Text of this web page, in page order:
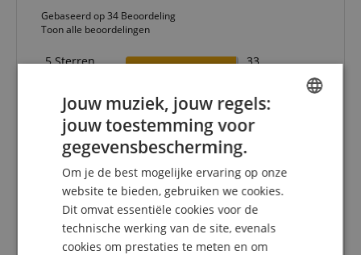
Gebaseerd op 34 Beoordeling
Toon alle beoordelingen
5 Sterren
33
3 Sterren
2 Sterren
0
1 Ster
0
Een herziening van de ratings heeft als volgt
plaatsgevonden: Alleen klanten die in onze online
winkel geregistreerd zijn en het product
daadwerkelijk bij ons hebben gekocht, kunnen in
hun klantenaccount een beoordeling voor het
artikel geven.
Jouw muziek, jouw regels:
jouw toestemming voor
gegevensbescherming.
Om je de best mogelijke ervaring op onze
website te bieden, gebruiken we cookies.
Dit omvat essentiële cookies voor de
technische werking van de site, evenals
cookies om prestaties te meten en om